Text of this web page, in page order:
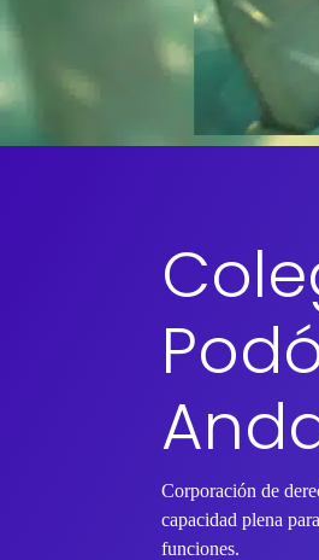
Corporación de
capacidad plena
funciones.